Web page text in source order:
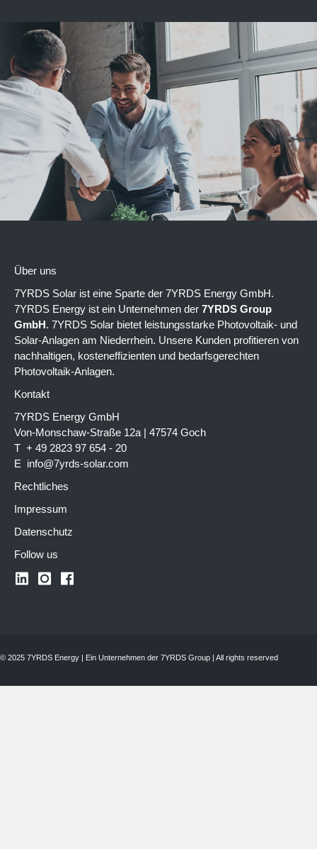
Über uns
7YRDS Solar ist eine Sparte der 7YRDS Energy GmbH.
7YRDS Energy ist ein Unternehmen der 7YRDS Group
GmbH. 7YRDS Solar bietet leistungsstarke Photovoltaik- und
Solar-Anlagen am Niederrhein. Unsere Kunden profitieren von
nachhaltigen, kosteneffizienten und bedarfsgerechten
Photovoltaik-Anlagen.
Kontakt
7YRDS Energy GmbH
Von-Monschaw-Straße 12a | 47574 Goch
T + 49 2823 97 654 - 20
E info@7yrds-solar.com
Rechtliches
Impressum
Datenschutz
Follow us
© 2025 7YRDS Energy | Ein Unternehmen der 7YRDS Group | All rights reserved